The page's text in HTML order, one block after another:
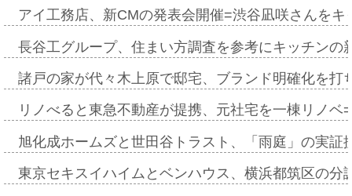
アイ工務店、新CMの発表会開催=渋谷凪咲さんを
長谷工グループ、住まい方調査を参考にキッチン
諸戸の家が代々木上原で邸宅、ブランド明確化を
リノべると東急不動産が提携、元社宅を一棟リノ
旭化成ホームズと世田谷トラスト、「雨庭」の実
東京セキスイハイムとベンハウス、横浜都筑区の